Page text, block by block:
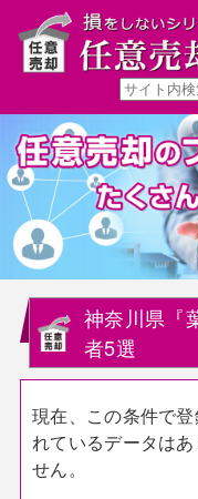
神奈川県『
者5選
現在、この条件で登
れているデータはあ
せん。